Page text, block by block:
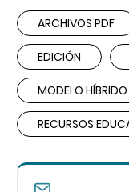
ARCHIVOS PDF
EDICIÓN
MODELO HÍBRIDO
RECURSOS